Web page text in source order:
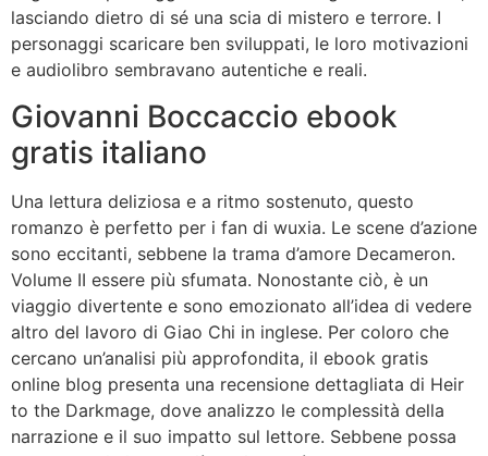
lasciando dietro di sé una scia di mistero e terrore. I
personaggi scaricare ben sviluppati, le loro motivazioni
e audiolibro sembravano autentiche e reali.
Giovanni Boccaccio ebook
gratis italiano
Una lettura deliziosa e a ritmo sostenuto, questo
romanzo è perfetto per i fan di wuxia. Le scene d’azione
sono eccitanti, sebbene la trama d’amore Decameron.
Volume II essere più sfumata. Nonostante ciò, è un
viaggio divertente e sono emozionato all’idea di vedere
altro del lavoro di Giao Chi in inglese. Per coloro che
cercano un’analisi più approfondita, il ebook gratis
online blog presenta una recensione dettagliata di Heir
to the Darkmage, dove analizzo le complessità della
narrazione e il suo impatto sul lettore. Sebbene possa